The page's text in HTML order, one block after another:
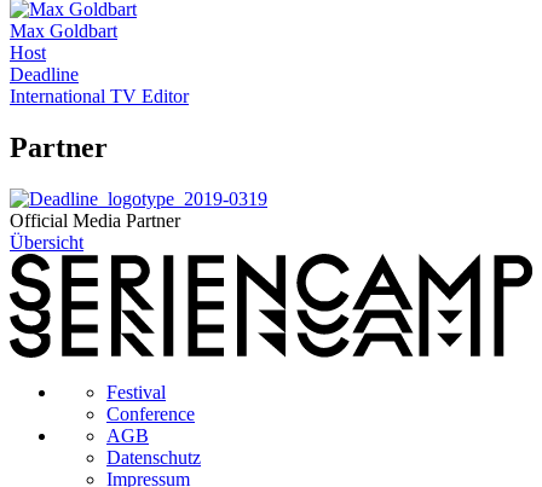
Max Goldbart
Host
Deadline
International TV Editor
Partner
Official Media Partner
Übersicht
Festival
Conference
AGB
Datenschutz
Impressum